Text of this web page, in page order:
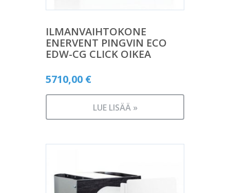
ILMANVAIHTOKONE
ENERVENT PINGVIN ECO
EDW-CG CLICK OIKEA
5710,00 €
LUE LISÄÄ »